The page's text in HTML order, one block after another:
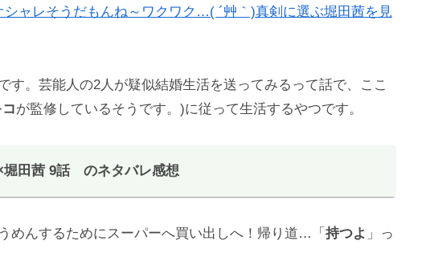
ャレそうだもんね～ワクワク…( ´艸｀)真剣に選ぶ堀田茜を見
す。芸能人の2人が疑似結婚生活を送ってみるって話で、ここ
が監修しているそうです。)に従って生活するやつです。
堀田茜 9話 のネタバレ感想
めんするためにスーパーへ買い出しへ！帰り道…「 持つよ 」っ